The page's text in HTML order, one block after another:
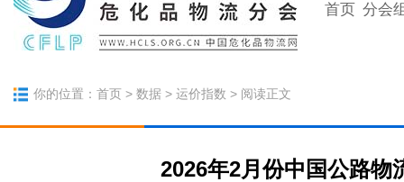
首页 分会
你的位置： 首页 > 数据 > 运价指数 > 阅读正文
2026年2月份中国公路物